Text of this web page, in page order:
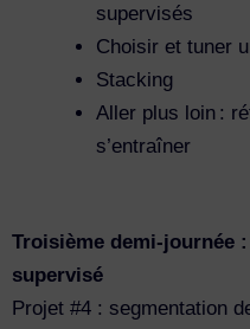
supervisés
Choisir et tuner
Stacking
Aller plus loin :
s’entraîner
Troisième demi-journée
supervisé
Projet #4 : segmentation